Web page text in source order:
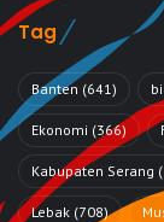
Tag
Banten (641)
Ekonomi (366)
Kabupaten Serang
Lebak (708)